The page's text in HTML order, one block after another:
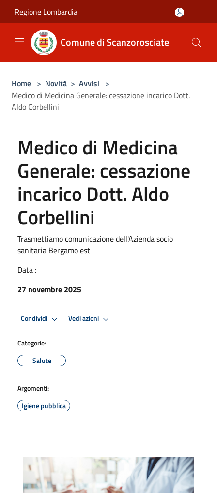
Regione Lombardia
Comune di Scanzorosciate
Home > Novità > Avvisi >
Medico di Medicina Generale: cessazione incarico Dott.
Aldo Corbellini
Medico di Medicina
Generale: cessazione
incarico Dott. Aldo
Corbellini
Trasmettiamo comunicazione dell'Azienda socio
sanitaria Bergamo est
Data :
27 novembre 2025
Condividi Vedi azioni
Categorie:
Salute
Argomenti:
Igiene pubblica